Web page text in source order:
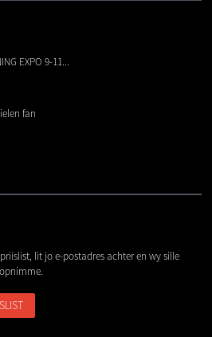
EXPO 9-11...
fan
lit jo e-postadres achter en wy sille